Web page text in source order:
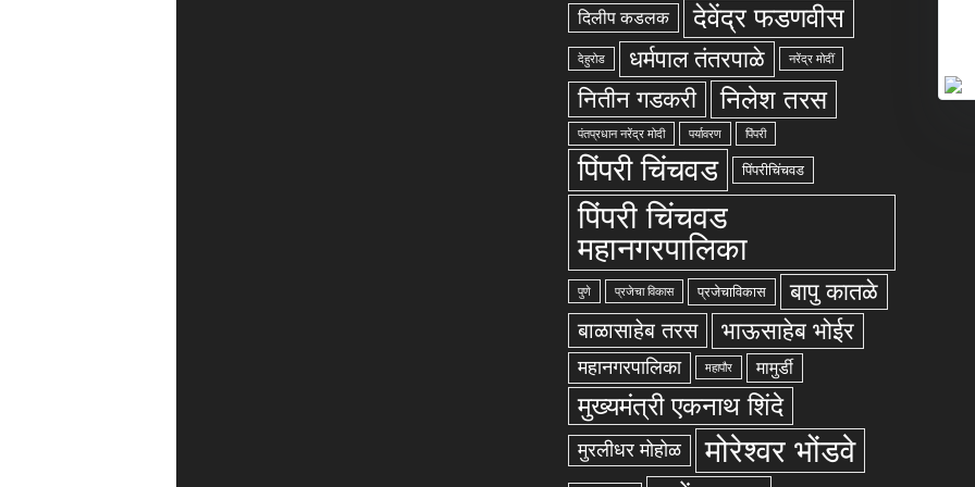
दिलीप कडलक देवेंद्र फडणवीस
देहुरोड धर्मपाल तंतरपाळे नरेंद्र मोदीं
नितीन गडकरी निलेश तरस
पंतप्रधान नरेंद्र मोदी पर्यावरण पिंपरी
पिंपरी चिंचवड पिंपरीचिंचवड
पिंपरी चिंचवड
महानगरपालिका
पुणे प्रजेचा विकास प्रजेचाविकास बापु कातळे
बाळासाहेब तरस भाऊसाहेब भोईर
महानगरपालिका महापौर मामुर्डी
मुख्यमंत्री एकनाथ शिंदे
मुरलीधर मोहोळ मोरेश्वर भोंडवे